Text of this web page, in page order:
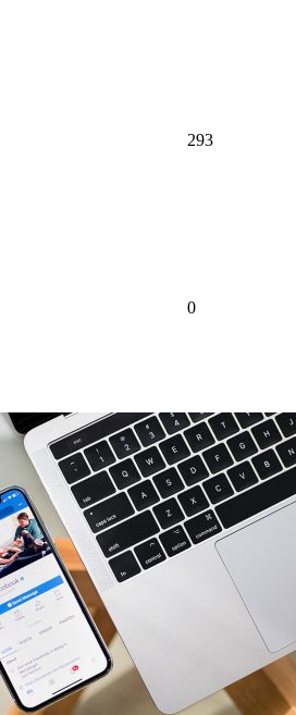
293
0